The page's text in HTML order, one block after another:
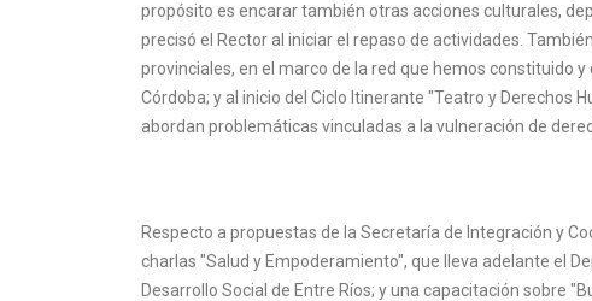
propósito es encarar también otras acciones culturales,
precisó el Rector al iniciar el repaso de actividades.
provinciales, en el marco de la red que hemos constituido
Córdoba; y al inicio del Ciclo Itinerante "Teatro y Derechos
abordan problemáticas vinculadas a la vulneración de
Respecto a propuestas de la Secretaría de Integración y
charlas "Salud y Empoderamiento", que lleva adelante el
Desarrollo Social de Entre Ríos; y una capacitación sobre